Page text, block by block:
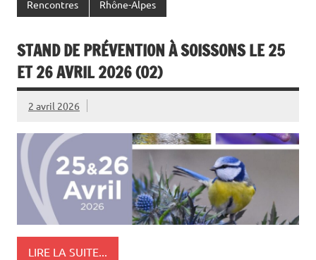
Rencontres Rhône-Alpes
STAND DE PRÉVENTION À SOISSONS LE 25
ET 26 AVRIL 2026 (02)
2 avril 2026
LIRE LA SUITE...